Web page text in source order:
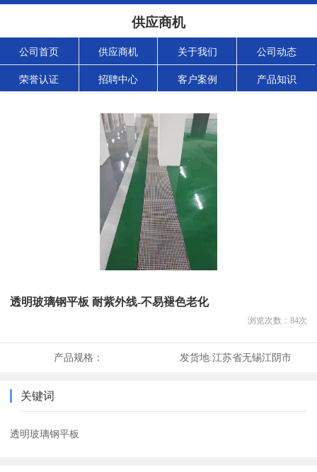
供应商机
公司首页 供应商机 关于我们 公司动态
荣誉认证 招聘中心 客户案例 产品知识
透明玻璃钢平板 耐紫外线-不易褪色老化
浏览次数： 84次
产品规格： 发货地:江苏省无锡江阴市
关键词
透明玻璃钢平板